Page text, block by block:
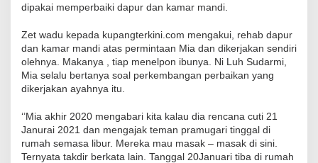
dipakai memperbaiki dapur dan kamar mandi.
Zet wadu kepada kupangterkini.com mengakui, rehab dapur
dan kamar mandi atas permintaan Mia dan dikerjakan sendiri
olehnya. Makanya , tiap menelpon ibunya. Ni Luh Sudarmi,
Mia selalu bertanya soal perkembangan perbaikan yang
dikerjakan ayahnya itu.
‘’Mia akhir 2020 mengabari kita kalau dia rencana cuti 21
Janurai 2021 dan mengajak teman pramugari tinggal di
rumah semasa libur. Mereka mau masak – masak di sini.
Ternyata takdir berkata lain. Tanggal 20Januari tiba di rumah